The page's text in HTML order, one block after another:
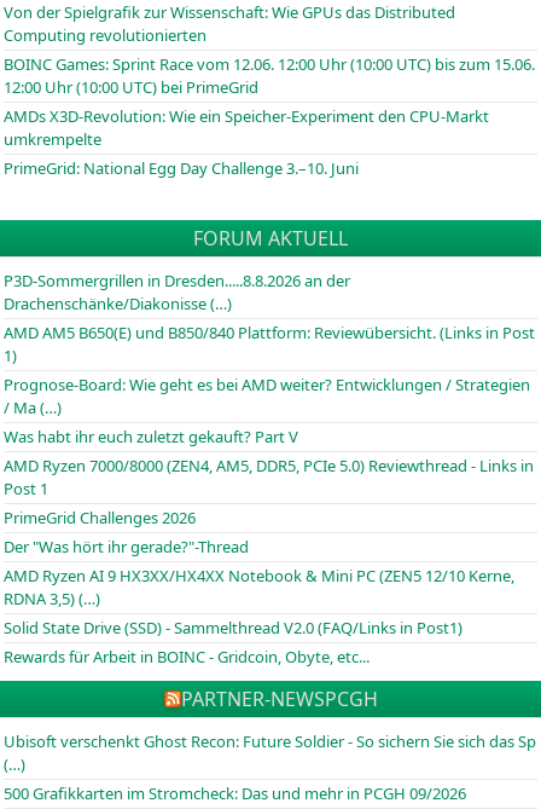
Von der Spielgrafik zur Wissenschaft: Wie GPUs das Distributed
Computing revolutionierten
BOINCGames: Sprint Race vom 12.06. 12:00 Uhr (10:00 UTC) bis zum 15.06.
12:00 Uhr (10:00 UTC) bei PrimeGrid
AMDs X3D-Revolution: Wie ein Speicher-Experiment den CPU-Markt
umkrempelte
PrimeGrid: National Egg Day Challenge 3.–10. Juni
FORUM AKTUELL
P3D-Sommergrillen in Dresden.....8.8.2026 an der
Drachenschänke/Diakonisse (…)
AMD AM5 B650(E) und B850/840 Plattform: Reviewübersicht. (Links in Post
1)
Prognose-Board: Wie geht es bei AMD weiter? Entwicklungen / Strategien
/ Ma (…)
Was habt ihr euch zuletzt gekauft? Part V
AMD Ryzen 7000/8000 (ZEN4, AM5, DDR5, PCIe 5.0) Reviewthread - Links in
Post 1
PrimeGrid Challenges 2026
Der "Was hört ihr gerade?"-Thread
AMD Ryzen AI 9 HX3XX/HX4XX Notebook & Mini PC (ZEN5 12/10 Kerne,
RDNA 3,5) (…)
Solid State Drive (SSD) - Sammelthread V2.0 (FAQ/Links in Post1)
Rewards für Arbeit in BOINC - Gridcoin, Obyte, etc...
PARTNER-NEWSPCGH
Ubisoft verschenkt Ghost Recon: Future Soldier - So sichern Sie sich das Sp
(…)
500 Grafikkarten im Stromcheck: Das und mehr in PCGH 09/2026